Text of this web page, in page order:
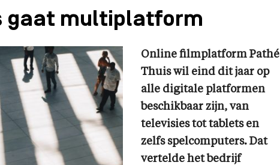
gaat multiplatform
Online filmplatform Pathé
Thuis wil eind dit jaar op
alle digitale platformen
beschikbaar zijn, van
televisies tot tablets en
zelfs spelcomputers. Dat
vertelde het bedrijf